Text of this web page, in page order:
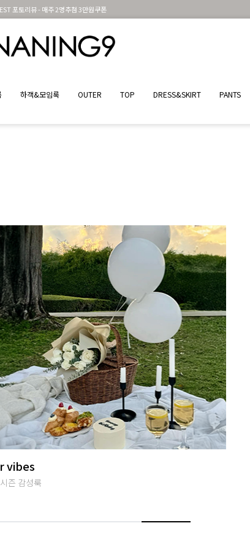
규가입시 무료배송 + 2천원할인쿠폰
하객&모임룩 OUTER TOP DRESS&SKIRT PANTS
별한 휴양지룩